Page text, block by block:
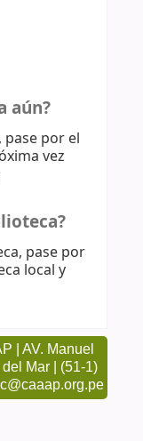
aún?
por el
vez
pase por
local y
| AV. Manuel
Mar | (51-1)